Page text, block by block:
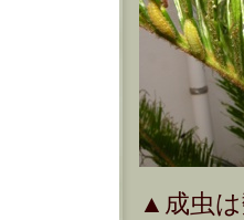
▲成虫